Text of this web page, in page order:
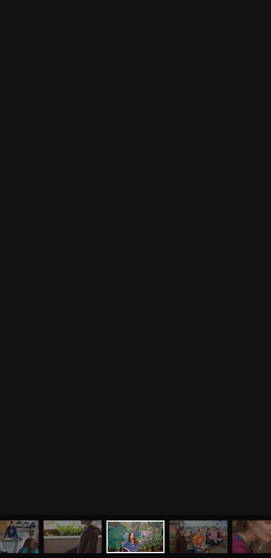
ЙОГА СЕМИНАРЫ МЕНЮ О НАС МАГАЗИН